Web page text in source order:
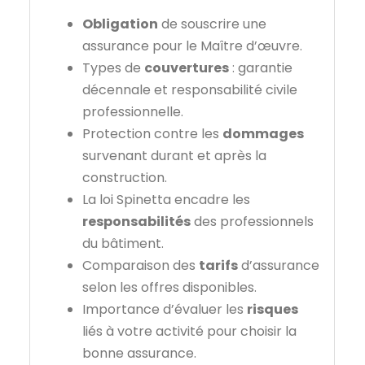
Obligation de souscrire une
assurance pour le Maître d’œuvre.
Types de couvertures : garantie
décennale et responsabilité civile
professionnelle.
Protection contre les dommages
survenant durant et après la
construction.
La loi Spinetta encadre les
responsabilitésdes professionnels
du bâtiment.
Comparaison des tarifsd’assurance
selon les offres disponibles.
Importance d’évaluer les risques
liés à votre activité pour choisir la
bonne assurance.